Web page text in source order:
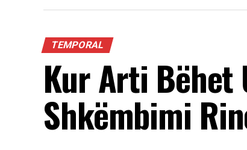
TEMPORAL
Kur Arti Bëhet
Shkëmbimi